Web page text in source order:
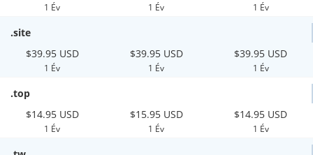
1 Év 1 Év 1 Év
.site
$39.95 USD
1 Év
$39.95 USD
1 Év
$39.95 USD
1 Év
.top
$14.95 USD
1 Év
$15.95 USD
1 Év
$14.95 USD
1 Év